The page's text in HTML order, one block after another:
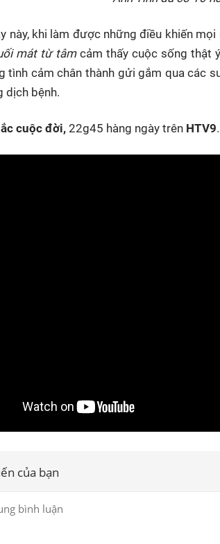
này, khi làm được những điều khiến
mát từ tâmcảm thấy cuộc sống thật
tình cảm chân thành gửi gắm qua các
dịch bệnh.
cuộc đời, 22g45 hàng ngày trên HTV9.
của bạn